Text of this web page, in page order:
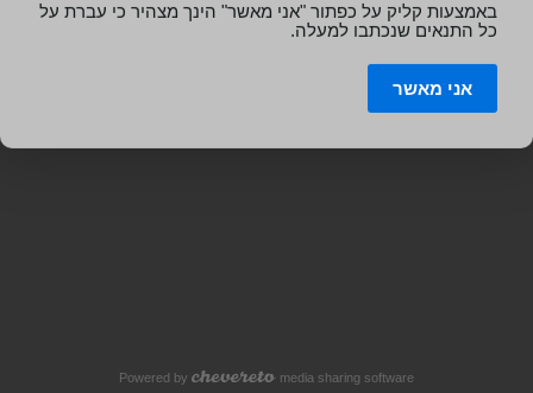
באמצעות קליק על כפתור "אני מאשר" הינך מצהיר כי עברת על
כל התנאים שנכתבו למעלה.
אני מאשר
Powered by media sharing software